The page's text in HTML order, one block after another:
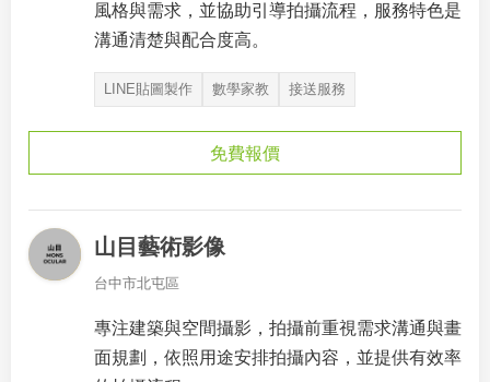
風格與需求，並協助引導拍攝流程，服務特色是
溝通清楚與配合度高。
LINE貼圖製作 數學家教 接送服務
免費報價
山目藝術影像
台中市北屯區
專注建築與空間攝影，拍攝前重視需求溝通與畫
面規劃，依照用途安排拍攝內容，並提供有效率